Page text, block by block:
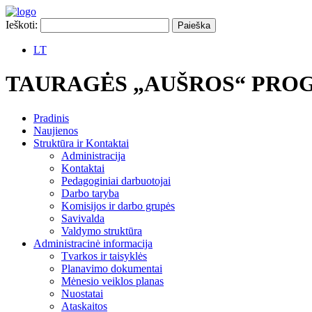
Ieškoti:
LT
TAURAGĖS „AUŠROS“
Pradinis
Naujienos
Struktūra ir Kontaktai
Administracija
Kontaktai
Pedagoginiai darbuotojai
Darbo taryba
Komisijos ir darbo grupės
Savivalda
Valdymo struktūra
Administracinė informacija
Tvarkos ir taisyklės
Planavimo dokumentai
Mėnesio veiklos planas
Nuostatai
Ataskaitos